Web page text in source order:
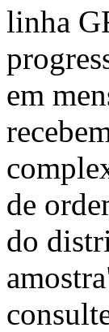
linha
em
de
do